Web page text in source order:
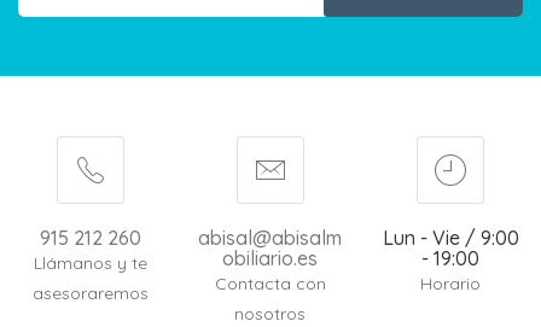
915 212 260
Llámanos y te
asesoraremos
abisal@abisalm
obiliario.es
Contacta con
nosotros
Lun - Vie / 9:00
- 19:00
Horario